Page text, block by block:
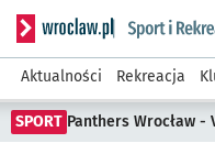
Serwis informacyjny
Aktualności Rekreacja
SPORT Panthers Wrocław -